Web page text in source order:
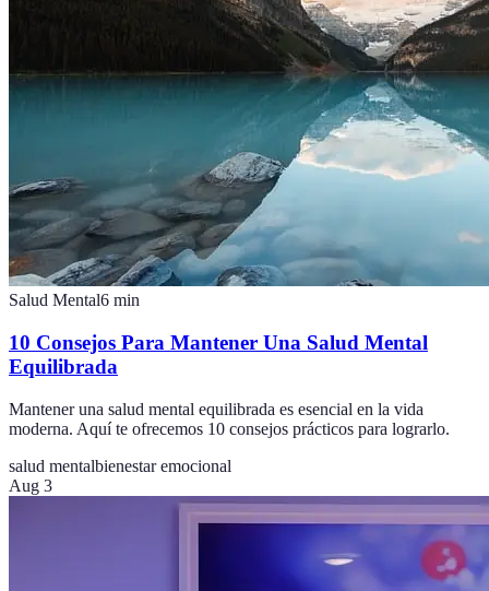
Salud Mental6 min
10 Consejos Para Mantener Una Salud Mental
Equilibrada
Mantener una salud mental equilibrada es esencial en la vida
moderna. Aquí te ofrecemos 10 consejos prácticos para lograrlo.
salud mentalbienestar emocional
Aug 3